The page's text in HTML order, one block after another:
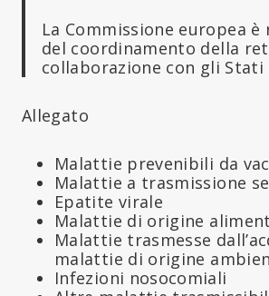
La Commissione europea è
del coordinamento della
collaborazione con gli Stati
Allegato
Malattie prevenibili da
Malattie a trasmissione
Epatite virale
Malattie di origine
Malattie trasmesse
malattie di origine
Infezioni nosocomiali